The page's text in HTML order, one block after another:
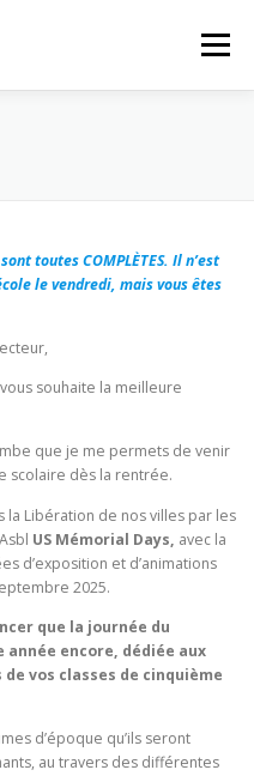
Menu
toutes COMPLÈTES. Il n’est
le vendredi, mais vous êtes
souhaite la meilleure
que je me permets de venir
scolaire dès la rentrée.
la Libération de nos villes par les
US Mémorial Days, avec la
d’exposition et d’animations
2025.
que la journée du
encore, dédiée aux
vos classes de cinquième
d’époque qu’ils seront
au travers des différentes